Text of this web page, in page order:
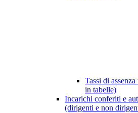
Tassi di
in tabelle)
Incarichi conferiti e
(dirigenti e non